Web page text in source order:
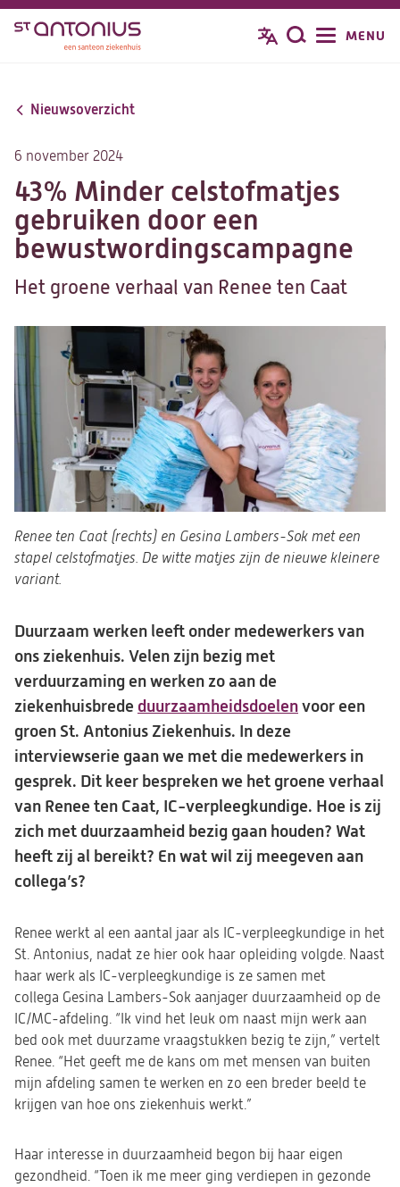
Overslaan
inhoud
Zoeken
MENU
Nieuwsoverzicht
6 november 2024
43% Minder celstofmatjes
gebruiken door een
bewustwordingscampagne
Het groene verhaal van Renee ten Caat
Renee ten Caat (rechts) en Gesina Lambers-Sok met een
stapel celstofmatjes. De witte matjes zijn de nieuwe kleinere
variant.
Duurzaam werken leeft onder medewerkers van
ons ziekenhuis. Velen zijn bezig met
verduurzaming en werken zo aan de
ziekenhuisbrede duurzaamheidsdoelenvoor een
groen St. Antonius Ziekenhuis. In deze
interviewserie gaan we met die medewerkers in
gesprek. Dit keer bespreken we het groene verhaal
van Renee ten Caat, IC-verpleegkundige. Hoe is zij
zich met duurzaamheid bezig gaan houden? Wat
heeft zij al bereikt? En wat wil zij meegeven aan
collega’s?
Renee werkt al een aantal jaar als IC-verpleegkundige in het
St. Antonius, nadat ze hier ook haar opleiding volgde. Naast
haar werk als IC-verpleegkundige is ze samen met
collega Gesina Lambers-Sok aanjager duurzaamheid op de
IC/MC-afdeling. “Ik vind het leuk om naast mijn werk aan
bed ook met duurzame vraagstukken bezig te zijn,” vertelt
Renee. “Het geeft me de kans om met mensen van buiten
mijn afdeling samen te werken en zo een breder beeld te
krijgen van hoe ons ziekenhuis werkt.”
Haar interesse in duurzaamheid begon bij haar eigen
gezondheid. “Toen ik me meer ging verdiepen in gezonde